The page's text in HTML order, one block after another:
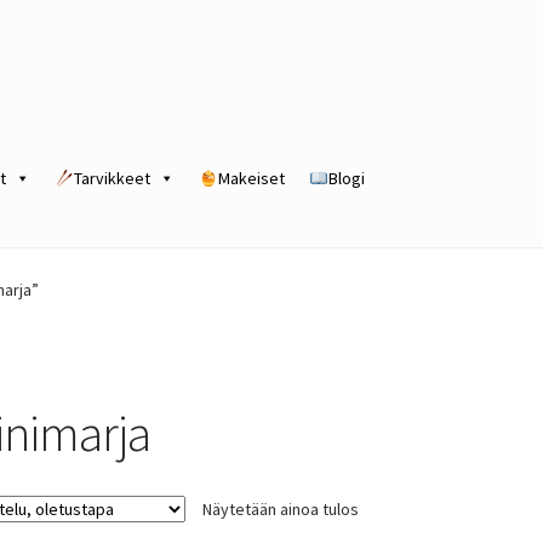
Tarvikkeet Makeiset Blogi
Näytetään ainoa tulos